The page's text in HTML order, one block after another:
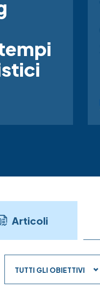
Articoli
TUTTI GLI OBIETTIVI